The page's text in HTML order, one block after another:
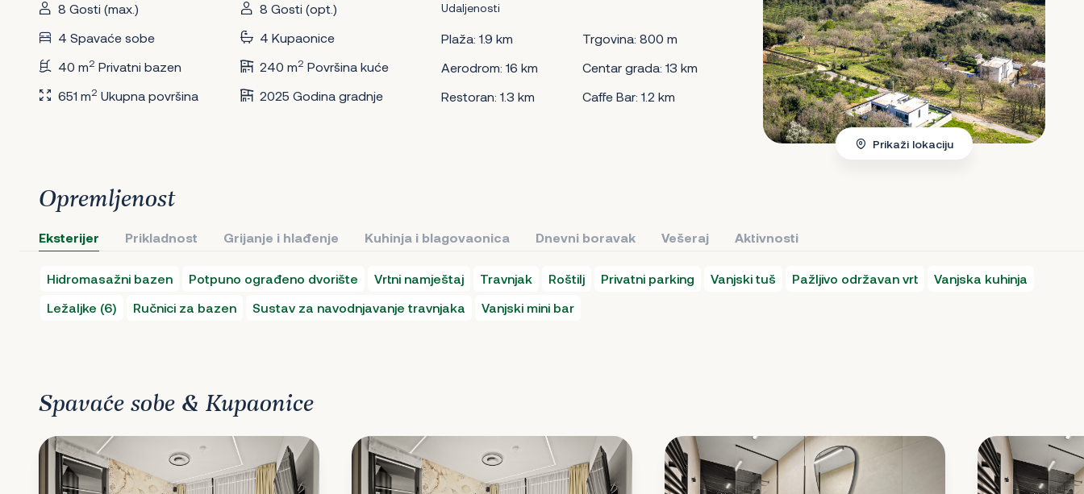
8 Gosti (max.)
8 Gosti (opt.)
4 Spavaće sobe
4 Kupaonice
40 m2 Privatni bazen 240 m2 Površina kuće
651 m2 Ukupna površina 2025 Godina gradnje
Udaljenosti
Plaža: 1.9 km
Trgovina: 800 m
Aerodrom: 16 km
Centar grada: 13 km
Restoran: 1.3 km
Caffe Bar: 1.2 km
Prikaži lokaciju
Opremljenost
Eksterijer Prikladnost Grijanje i hlađenje Kuhinja i blagovaonica Dnevni boravak Vešeraj Aktivnosti
Hidromasažni bazen Potpuno ograđeno dvorište Vrtni namještaj Travnjak Roštilj Privatni parking Vanjski tuš Pažljivo održavan vrt
Vanjska kuhinja
Ležaljke (6)
Ručnici za bazen Sustav za navodnjavanje travnjaka Vanjski mini bar
Spavaće sobe & Kupaonice